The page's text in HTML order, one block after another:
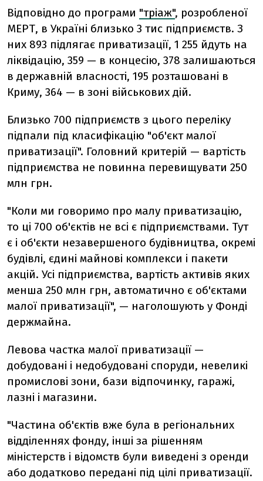
Відповідно до програми "тріаж", розробленої
МЕРТ, в Україні близько 3 тис підприємств. З
них 893 підлягає приватизації, 1 255 йдуть на
ліквідацію, 359 — в концесію, 378 залишаються
в державній власності, 195 розташовані в
Криму, 364 — в зоні військових дій.
Близько 700 підприємств з цього переліку
підпали під класифікацію "об'єкт малої
приватизації". Головний критерій — вартість
підприємства не повинна перевищувати 250
млн грн.
"Коли ми говоримо про малу приватизацію,
то ці 700 об'єктів не всі є підприємствами. Тут
є і об'єкти незавершеного будівництва, окремі
будівлі, єдині майнові комплекси і пакети
акцій. Усі підприємства, вартість активів яких
менша 250 млн грн, автоматично є об'єктами
малої приватизації", — наголошують у Фонді
держмайна.
Левова частка малої приватизації —
добудовані і недобудовані споруди, невеликі
промислові зони, бази відпочинку, гаражі,
лазні і магазини.
"Частина об'єктів вже була в регіональних
відділеннях фонду, інші за рішенням
міністерств і відомств були виведені з оренди
або додатково передані під цілі приватизації.